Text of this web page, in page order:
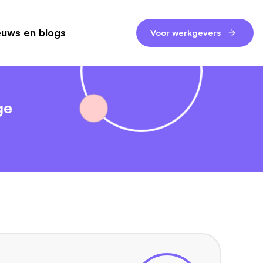
en blogs Voor werkgevers